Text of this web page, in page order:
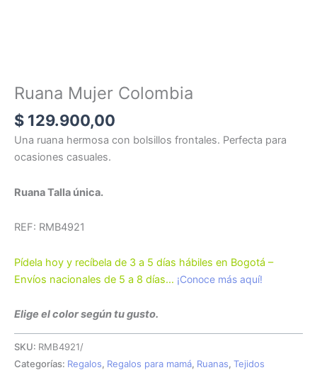
Ruana Mujer Colombia
$ 129.900,00
Una ruana hermosa con bolsillos frontales. Perfecta para
ocasiones casuales.
Ruana Talla única.
REF: RMB4921
Pídela hoy y recíbela de 3 a 5 días hábiles en Bogotá –
Envíos nacionales de 5 a 8 días… ¡Conoce más aquí!
Elige el color según tu gusto.
SKU: RMB4921/
Categorías: Regalos, Regalos para mamá, Ruanas, Tejidos